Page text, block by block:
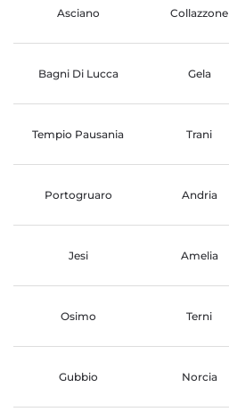
Asciano Collazzone
Bagni Di Lucca Gela
Tempio Pausania Trani
Portogruaro Andria
Jesi Amelia
Osimo Terni
Gubbio Norcia